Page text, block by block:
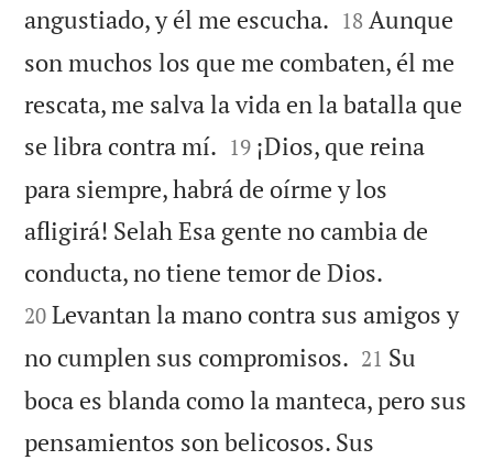
angustiado, y él me escucha. 

18 Aunque
son muchos los que me combaten, él me
rescata, me salva la vida en la batalla que
se libra contra mí. 

19 ¡Dios, que reina
para siempre, habrá de oírme y los
afligirá! Selah Esa gente no cambia de
conducta, no tiene temor de Dios.
20 Levantan la mano contra sus amigos y
no cumplen sus compromisos. 

21 Su
boca es blanda como la manteca, pero sus
pensamientos son belicosos. Sus